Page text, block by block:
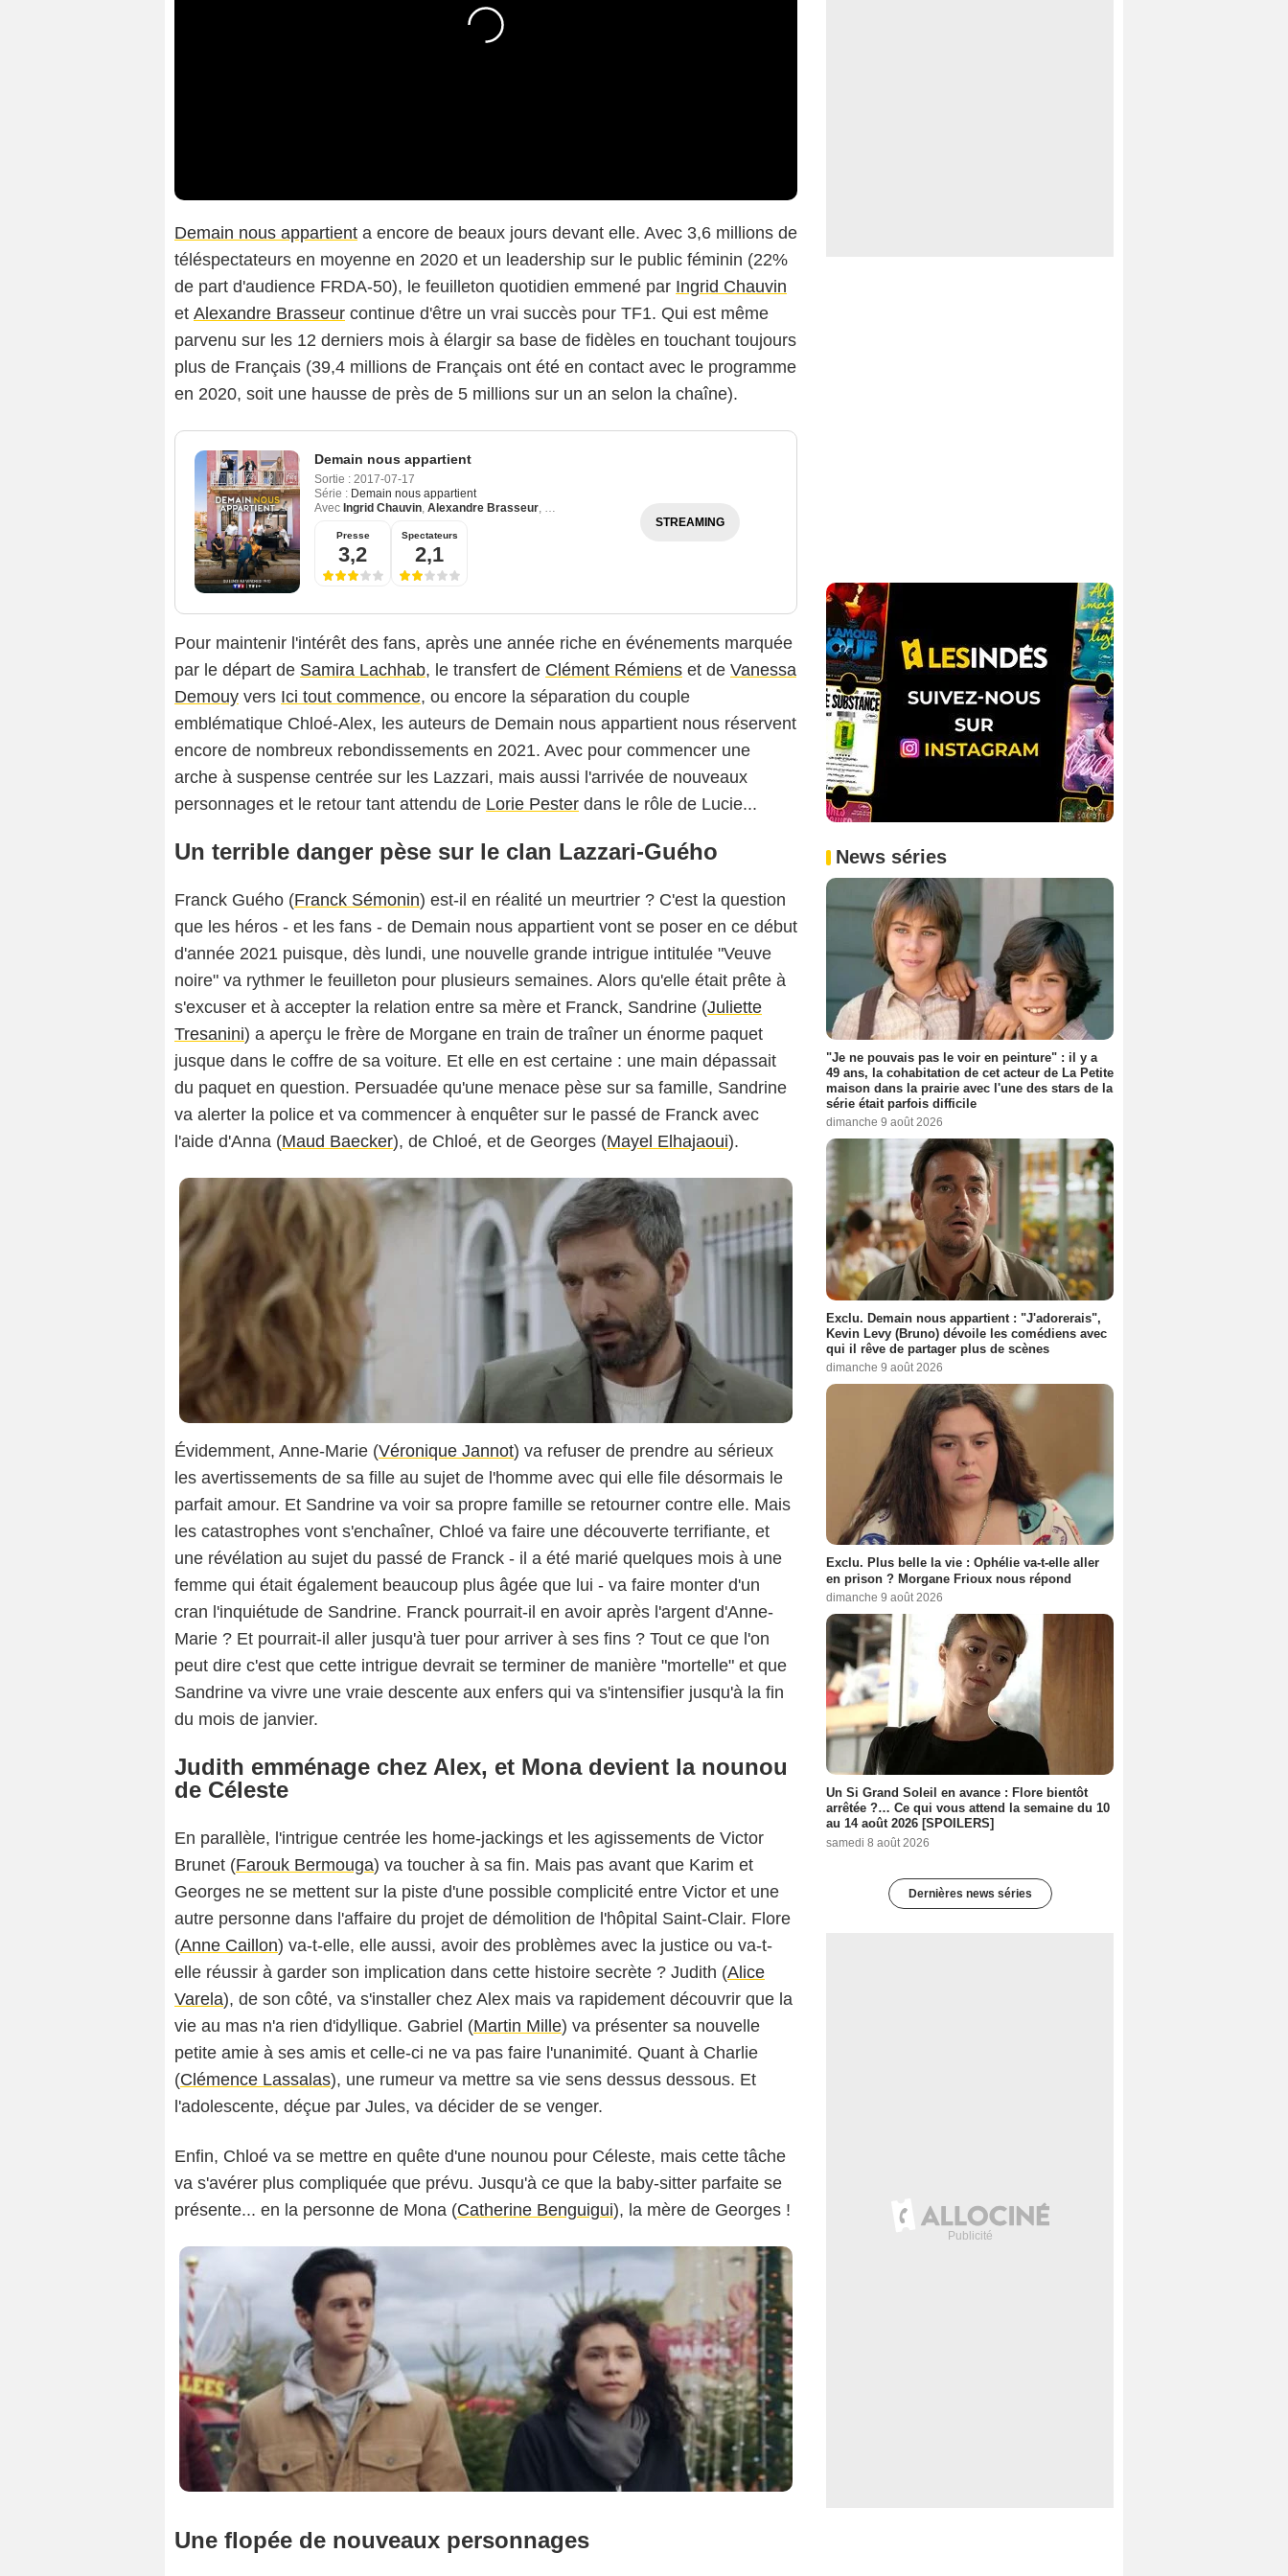
Demain nous appartient a encore de beaux jours devant elle. Avec 3,6 millions de
téléspectateurs en moyenne en 2020 et un leadership sur le public féminin (22%
de part d'audience FRDA-50), le feuilleton quotidien emmené par Ingrid Chauvin
et Alexandre Brasseur continue d'être un vrai succès pour TF1. Qui est même
parvenu sur les 12 derniers mois à élargir sa base de fidèles en touchant toujours
plus de Français (39,4 millions de Français ont été en contact avec le programme
en 2020, soit une hausse de près de 5 millions sur un an selon la chaîne).
Demain nous appartient
Sortie : 2017-07-17
Série : Demain nous appartient
Avec Ingrid Chauvin, Alexandre Brasseur, Julie Debazac
Presse
3,2
Spectateurs
2,1
STREAMING
Pour maintenir l'intérêt des fans, après une année riche en événements marquée
par le départ de Samira Lachhab, le transfert de Clément Rémiens et de Vanessa
Demouy vers Ici tout commence, ou encore la séparation du couple
emblématique Chloé-Alex, les auteurs de Demain nous appartient nous réservent
encore de nombreux rebondissements en 2021. Avec pour commencer une
arche à suspense centrée sur les Lazzari, mais aussi l'arrivée de nouveaux
personnages et le retour tant attendu de Lorie Pester dans le rôle de Lucie...
Un terrible danger pèse sur le clan Lazzari-Guého
Franck Guého (Franck Sémonin) est-il en réalité un meurtrier ? C'est la question
que les héros - et les fans - de Demain nous appartient vont se poser en ce début
d'année 2021 puisque, dès lundi, une nouvelle grande intrigue intitulée "Veuve
noire" va rythmer le feuilleton pour plusieurs semaines. Alors qu'elle était prête à
s'excuser et à accepter la relation entre sa mère et Franck, Sandrine (Juliette
Tresanini) a aperçu le frère de Morgane en train de traîner un énorme paquet
jusque dans le coffre de sa voiture. Et elle en est certaine : une main dépassait
du paquet en question. Persuadée qu'une menace pèse sur sa famille, Sandrine
va alerter la police et va commencer à enquêter sur le passé de Franck avec
l'aide d'Anna (Maud Baecker), de Chloé, et de Georges (Mayel Elhajaoui).
Évidemment, Anne-Marie (Véronique Jannot) va refuser de prendre au sérieux
les avertissements de sa fille au sujet de l'homme avec qui elle file désormais le
parfait amour. Et Sandrine va voir sa propre famille se retourner contre elle. Mais
les catastrophes vont s'enchaîner, Chloé va faire une découverte terrifiante, et
une révélation au sujet du passé de Franck - il a été marié quelques mois à une
femme qui était également beaucoup plus âgée que lui - va faire monter d'un
cran l'inquiétude de Sandrine. Franck pourrait-il en avoir après l'argent d'Anne-
Marie ? Et pourrait-il aller jusqu'à tuer pour arriver à ses fins ? Tout ce que l'on
peut dire c'est que cette intrigue devrait se terminer de manière "mortelle" et que
Sandrine va vivre une vraie descente aux enfers qui va s'intensifier jusqu'à la fin
du mois de janvier.
Judith emménage chez Alex, et Mona devient la nounou
de Céleste
En parallèle, l'intrigue centrée les home-jackings et les agissements de Victor
Brunet (Farouk Bermouga) va toucher à sa fin. Mais pas avant que Karim et
Georges ne se mettent sur la piste d'une possible complicité entre Victor et une
autre personne dans l'affaire du projet de démolition de l'hôpital Saint-Clair. Flore
(Anne Caillon) va-t-elle, elle aussi, avoir des problèmes avec la justice ou va-t-
elle réussir à garder son implication dans cette histoire secrète ? Judith (Alice
Varela), de son côté, va s'installer chez Alex mais va rapidement découvrir que la
vie au mas n'a rien d'idyllique. Gabriel (Martin Mille) va présenter sa nouvelle
petite amie à ses amis et celle-ci ne va pas faire l'unanimité. Quant à Charlie
(Clémence Lassalas), une rumeur va mettre sa vie sens dessus dessous. Et
l'adolescente, déçue par Jules, va décider de se venger.
Enfin, Chloé va se mettre en quête d'une nounou pour Céleste, mais cette tâche
va s'avérer plus compliquée que prévu. Jusqu'à ce que la baby-sitter parfaite se
présente... en la personne de Mona (Catherine Benguigui), la mère de Georges !
Une flopée de nouveaux personnages
News séries
"Je ne pouvais pas le voir en peinture" : il y a
49 ans, la cohabitation de cet acteur de La Petite
maison dans la prairie avec l'une des stars de la
série était parfois difficile
dimanche 9 août 2026
Exclu. Demain nous appartient : "J'adorerais",
Kevin Levy (Bruno) dévoile les comédiens avec
qui il rêve de partager plus de scènes
dimanche 9 août 2026
Exclu. Plus belle la vie : Ophélie va-t-elle aller
en prison ? Morgane Frioux nous répond
dimanche 9 août 2026
Un Si Grand Soleil en avance : Flore bientôt
arrêtée ?… Ce qui vous attend la semaine du 10
au 14 août 2026 [SPOILERS]
samedi 8 août 2026
Dernières news séries